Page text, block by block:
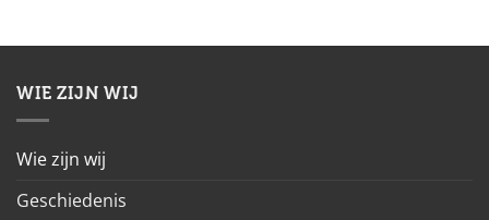
WIE ZIJN WIJ
Wie zijn wij
Geschiedenis